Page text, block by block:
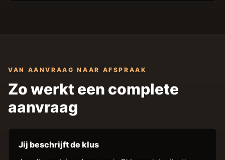
VAN AANVRAAG NAAR AFSPRAAK
Zo werkt een complete
aanvraag
Jij beschrijft de klus